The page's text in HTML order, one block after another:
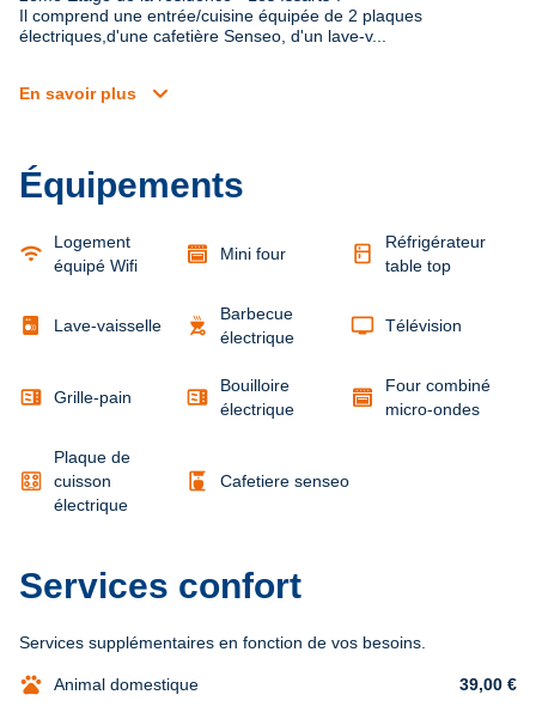
Il comprend une entrée/cuisine équipée de 2 plaques
électriques,d'une cafetière Senseo, d'un lave-v...
En savoir plus expand_more
Équipements
wifi
Logement
équipé Wifi
Mini four kitchen
Réfrigérateur
table top
Lave-vaisselle outdoor_grill
Barbecue
électrique
tv Télévision
microwave Grille-pain microwave
Bouilloire
électrique
Four combiné
micro-ondes
Plaque de
cuisson
électrique
coffee_maker Cafetiere senseo
Services confort
Services supplémentaires en fonction de vos besoins.
pets Animal domestique 39,00 €